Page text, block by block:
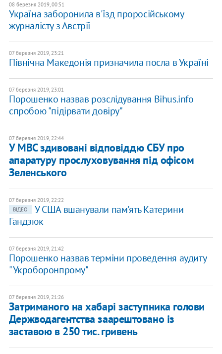
08 березня 2019, 00:51
Україна заборонила в'їзд проросійському
журналісту з Австрії
07 березня 2019, 23:21
Північна Македонія призначила посла в Україні
07 березня 2019, 23:01
Порошенко назвав розслідування Bihus.info
спробою "підірвати довіру"
07 березня 2019, 22:44
У МВС здивовані відповіддю СБУ про
апаратуру прослуховування під офісом
Зеленського
07 березня 2019, 22:22
ВІДЕО
У США вшанували пам'ять Катерини
Гандзюк
07 березня 2019, 21:42
Порошенко назвав терміни проведення аудиту
"Укроборонпрому"
07 березня 2019, 21:26
Затриманого на хабарі заступника голови
Держводагентства заарештовано із
заставою в 250 тис. гривень